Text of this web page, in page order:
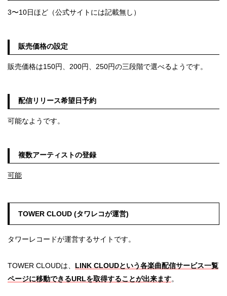
3〜10日ほど（公式サイトには記載無し）
販売価格の設定
販売価格は150円、200円、250円の三段階で選べるようです。
配信リリース希望日予約
可能なようです。
複数アーティストの登録
可能
TOWER CLOUD (タワレコが運営)
タワーレコードが運営するサイトです。
TOWER CLOUDは、 LINK CLOUDという各楽曲配信サービス一覧
ページに移動できるURLを取得することが出来ます。